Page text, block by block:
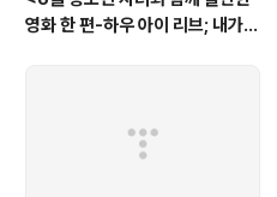
영화 한 편-하우 아이 리브; 내가